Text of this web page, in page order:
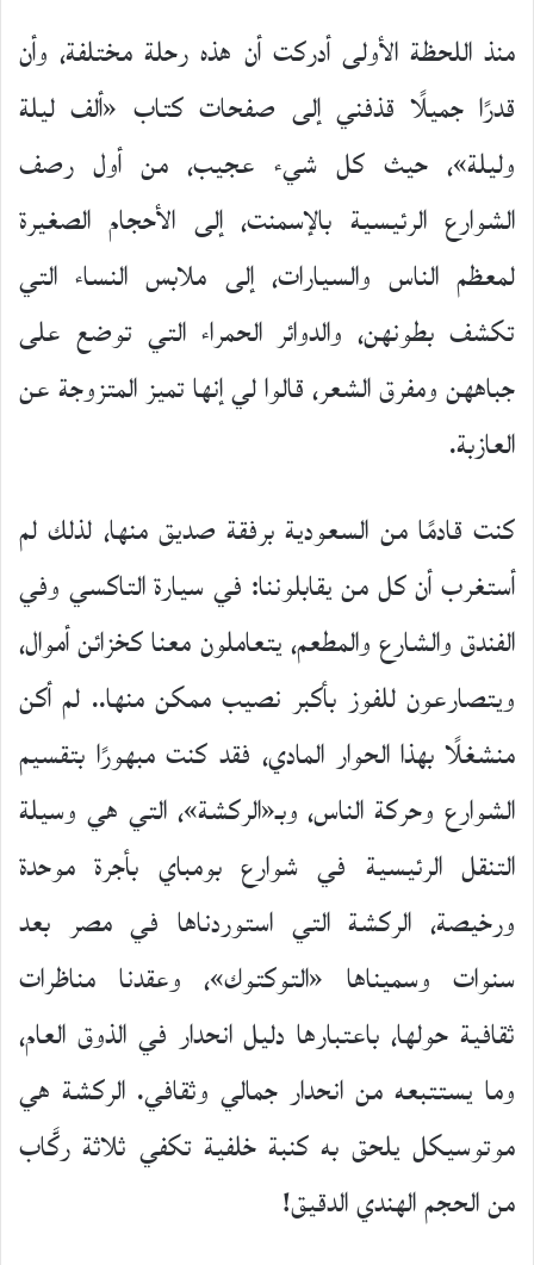
منذ اللحظة الأولى أدركت أن هذه رحلة مختلفة، وأن
قدرًا جميلًا قذفني إلى صفحات كتاب «ألف ليلة
وليلة»، حيث كل شيء عجيب، من أول رصف
الشوارع الرئيسية بالإسمنت، إلى الأحجام الصغيرة
لمعظم الناس والسيارات، إلى ملابس النساء التي
تكشف بطونهن، والدوائر الحمراء التي توضع على
جباههن ومفرق الشعر، قالوا لي إنها تميز المتزوجة عن
العازبة.
كنت قادمًا من السعودية برفقة صديق منها، لذلك لم
أستغرب أن كل من يقابلوننا: في سيارة التاكسي وفي
الفندق والشارع والمطعم، يتعاملون معنا كخزائن أموال،
ويتصارعون للفوز بأكبر نصيب ممكن منها.. لم أكن
منشغلًا بهذا الحوار المادي، فقد كنت مبهورًا بتقسيم
الشوارع وحركة الناس، وبـ«الركشة»، التي هي وسيلة
التنقل الرئيسية في شوارع بومباي بأجرة موحدة
ورخيصة، الركشة التي استوردناها في مصر بعد
سنوات وسميناها «التوكتوك»، وعقدنا مناظرات
ثقافية حولها، باعتبارها دليل انحدار في الذوق العام،
وما يستتبعه من انحدار جمالي وثقافي. الركشة هي
موتوسيكل يلحق به كنبة خلفية تكفي ثلاثة ركَّاب
من الحجم الهندي الدقيق!